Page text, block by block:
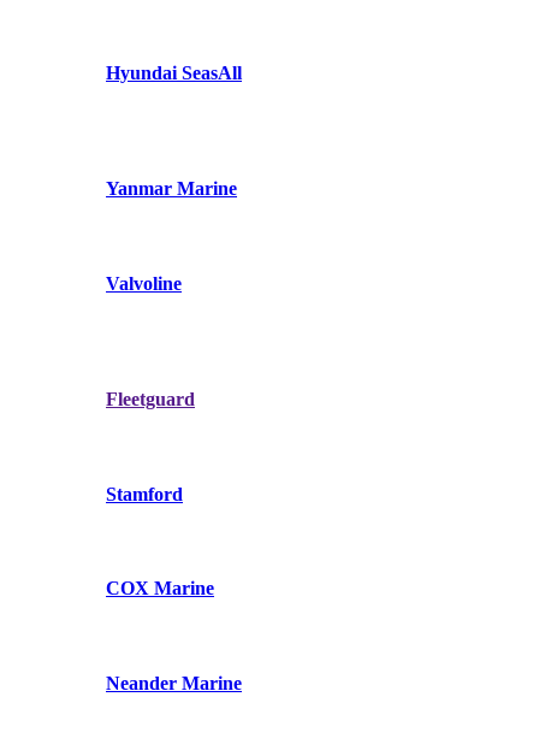
Hyundai SeasAll
Yanmar Marine
Valvoline
Fleetguard
Stamford
COX Marine
Neander Marine